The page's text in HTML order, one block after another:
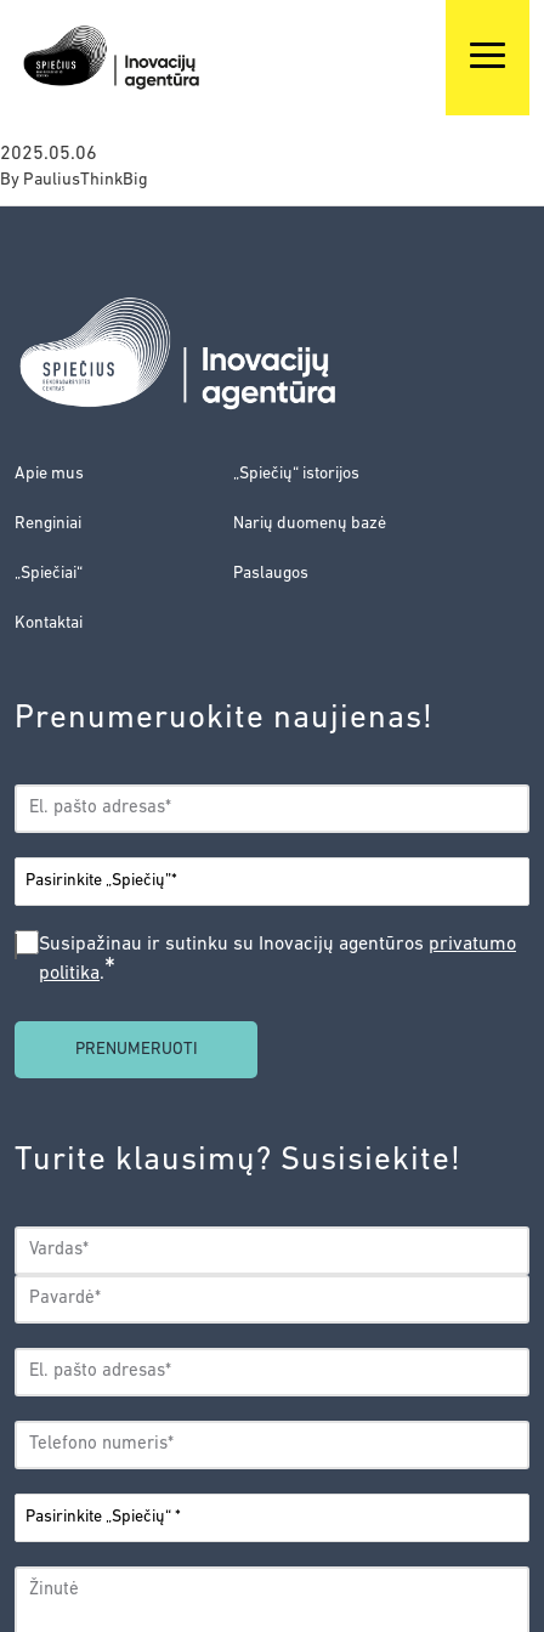
2025.05.06
By PauliusThinkBig
Apie mus „Spiečių“ istorijos
Renginiai Narių duomenų bazė
„Spiečiai“ Paslaugos
Kontaktai
Prenumeruokite naujienas!
EL.
PAŠTAS*
MIESTAS*
SUSIPAŽINAU
SUTINKU
AGENTŪROS
PRIVATUMO
POLITIKA.*
Susipažinau ir sutinku su Inovacijų agentūros privatumo
politika.*
Turite klausimų? Susisiekite!
VARDAS*
Vardas
EL.
ADRESAS*
TELEFONO
NUMERIS*
PASIRINKITE
„SPIEČIŲ“*
ŽINUTĖ